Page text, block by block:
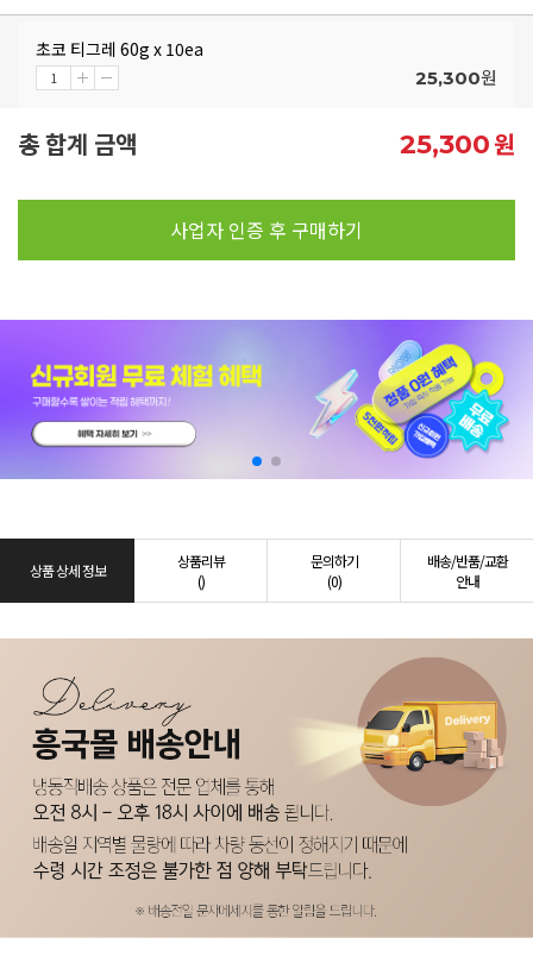
초코 티그레 60g x 10ea
25,300원
총 합계 금액 25,300원
사업자 인증 후 구매하기
상품 상세 정보
상품리뷰
()
문의하기
(0)
배송/반품/교환
안내